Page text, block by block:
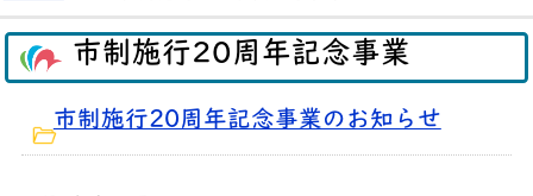
市制施行20周年記念事業
市制施行20周年記念事業のお知らせ